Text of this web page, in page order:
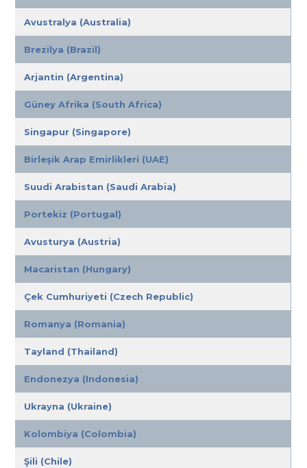
Avustralya (Australia)
Brezilya (Brazil)
Arjantin (Argentina)
Güney Afrika (South Africa)
Singapur (Singapore)
Birleşik Arap Emirlikleri (UAE)
Suudi Arabistan (Saudi Arabia)
Portekiz (Portugal)
Avusturya (Austria)
Macaristan (Hungary)
Çek Cumhuriyeti (Czech Republic)
Romanya (Romania)
Tayland (Thailand)
Endonezya (Indonesia)
Ukrayna (Ukraine)
Kolombiya (Colombia)
Şili (Chile)